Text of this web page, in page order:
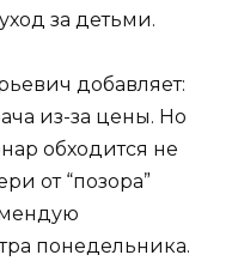
за детьми.
добавляет:
из-за цены. Но
обходится не
от “позора”
понедельника.